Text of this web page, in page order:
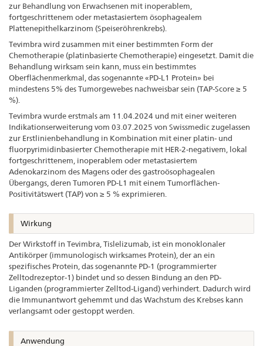
zur Behandlung von Erwachsenen mit inoperablem,
fortgeschrittenem oder metastasiertem ösophagealem
Plattenepithelkarzinom (Speiseröhrenkrebs).
Tevimbra wird zusammen mit einer bestimmten Form der
Chemotherapie (platinbasierte Chemotherapie) eingesetzt. Damit die
Behandlung wirksam sein kann, muss ein bestimmtes
Oberflächenmerkmal, das sogenannte «PD-L1 Protein» bei
mindestens 5% des Tumorgewebes nachweisbar sein (TAP-Score ≥ 5
%).
Tevimbra wurde erstmals am 11.04.2024 und mit einer weiteren
Indikationserweiterung vom 03.07.2025 von Swissmedic zugelassen
zur Erstlinienbehandlung in Kombination mit einer platin- und
fluorpyrimidinbasierter Chemotherapie mit HER-2-negativem, lokal
fortgeschrittenem, inoperablem oder metastasiertem
Adenokarzinom des Magens oder des gastroösophagealen
Übergangs, deren Tumoren PD-L1 mit einem Tumorflächen-
Positivitätswert (TAP) von ≥ 5 % exprimieren.
Wirkung
Der Wirkstoff in Tevimbra, Tislelizumab, ist ein monoklonaler
Antikörper (immunologisch wirksames Protein), der an ein
spezifisches Protein, das sogenannte PD-1 (programmierter
Zelltodrezeptor-1) bindet und so dessen Bindung an den PD-
Liganden (programmierter Zelltod-Ligand) verhindert. Dadurch wird
die Immunantwort gehemmt und das Wachstum des Krebses kann
verlangsamt oder gestoppt werden.
Anwendung